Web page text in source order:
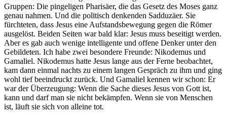
Gruppen: Die pingeligen Pharisäer, die das Gesetz des Moses ganz
genau nahmen. Und die politisch denkenden Sadduzäer. Sie
fürchteten, dass Jesus eine Aufstandsbewegung gegen die Römer
ausgelöst. Beiden Seiten war bald klar: Jesus muss beseitigt werden.
Aber es gab auch wenige intelligente und offene Denker unter den
Gebildeten. Ich habe zwei besondere Freunde: Nikodemus und
Gamaliel. Nikodemus hatte Jesus lange aus der Ferne beobachtet,
kam dann einmal nachts zu einem langen Gespräch zu ihm und ging
wohl tief beeindruckt zurück. Und Gamaliel kennen wir schon: Er
war der Überzeugung: Wenn die Sache dieses Jesus von Gott ist,
kann und darf man sie nicht bekämpfen. Wenn sie von Menschen
ist, läuft sie sich von alleine tot.